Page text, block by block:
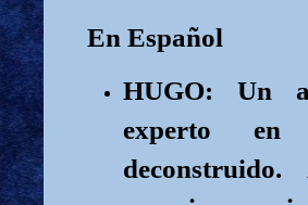
En Español
HUGO: Un
experto en